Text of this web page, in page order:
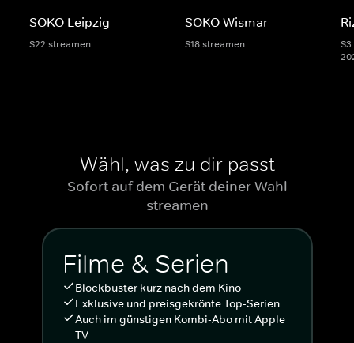
SOKO Leipzig
S22 streamen
SOKO Wismar
S18 streamen
Wähl, was zu dir passt
Sofort auf dem Gerät deiner Wahl
streamen
Filme & Serien
Blockbuster kurz nach dem Kino
Exklusive und preisgekrönte Top-Serien
Auch im günstigen Kombi-Abo mit Apple
TV